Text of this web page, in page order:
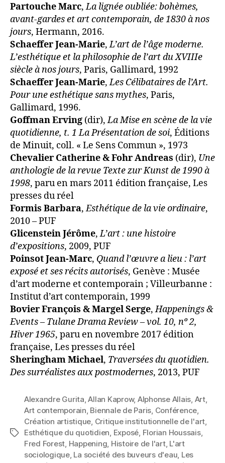
Partouche Marc,La lignée oubliée: bohèmes,
avant-gardes et art contemporain, de 1830 à nos
jours, Hermann, 2016.
Schaeffer Jean-Marie,L’art de l’âge moderne.
L’esthétique et la philosophie de l’art du XVIIIe
siècle à nos jours, Paris, Gallimard, 1992
Schaeffer Jean-Marie,Les Célibataires de l’Art.
Pour une esthétique sans mythes, Paris,
Gallimard, 1996.
Goffman Erving (dir),La Mise en scène de la vie
quotidienne, t. 1 La Présentation de soi, Éditions
de Minuit, coll. « Le Sens Commun », 1973
Chevalier Catherine & Fohr Andreas (dir), Une
anthologie de la revue Texte zur Kunst de 1990 à
1998, paru en mars 2011 édition française, Les
presses du réel
Formis Barbara,Esthétique de la vie ordinaire,
2010 – PUF
Glicenstein Jérôme,L’art : une histoire
d’expositions, 2009, PUF
Poinsot Jean-Marc, Quand l’œuvre a lieu : l’art
exposé et ses récits autorisés, Genève : Musée
d’art moderne et contemporain ; Villeurbanne :
Institut d’art contemporain, 1999
Bovier François & Margel Serge,Happenings &
Events – Tulane Drama Review – vol. 10, nº 2,
Hiver 1965, paru en novembre 2017 édition
française, Les presses du réel
Sheringham Michael, Traversées du quotidien.
Des surréalistes aux postmodernes, 2013, PUF
Étiquettes
Alexandre Gurita ,Allan Kaprow, Alphonse Allais Art,
Art contemporain Biennale de Paris Conférence
Création artistique Critique institutionnelle de l'art
Esthétique du quotidien Exposé Florian Houssais,
Fred Forest Happening Histoire de l'art, L'art
sociologique, La société des buveurs d'eau Les